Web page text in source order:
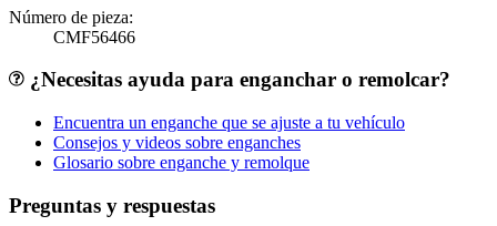
Número de pieza:
CMF56466
¿Necesitas ayuda para enganchar o remolcar?
Encuentra un enganche que se ajuste a tu vehículo
Consejos y videos sobre enganches
Glosario sobre enganche y remolque
Preguntas y respuestas